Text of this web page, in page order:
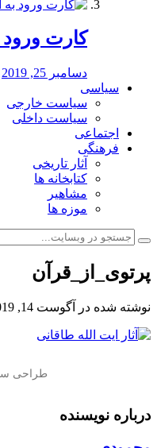
کارت ورود
دسامبر 25, 2019
سیاسی
سیاست خارجی
سیاست داخلی
اجتماعی
فرهنگی
آثار تاریخی
کتابخانه ها
مشاهیر
موزه ها
پرتوی_از_قرآن
نوشته شده در آگوست 14, 2019
درباره نویسنده